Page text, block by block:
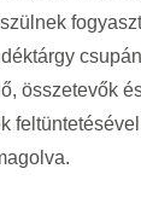
összetevők